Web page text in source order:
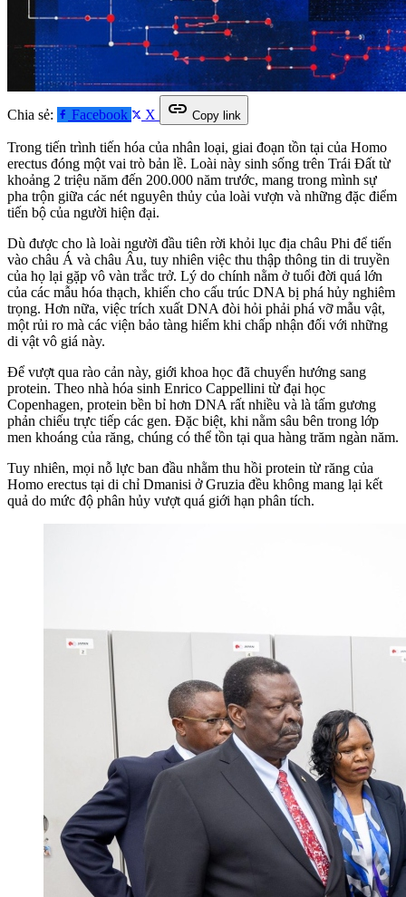
Chia sẻ: Facebook X link Copy link
Trong tiến trình tiến hóa của nhân loại, giai đoạn tồn tại của Homo
erectus đóng một vai trò bản lề. Loài này sinh sống trên Trái Đất từ
khoảng 2 triệu năm đến 200.000 năm trước, mang trong mình sự
pha trộn giữa các nét nguyên thủy của loài vượn và những đặc điểm
tiến bộ của người hiện đại.
Dù được cho là loài người đầu tiên rời khỏi lục địa châu Phi để tiến
vào châu Á và châu Âu, tuy nhiên việc thu thập thông tin di truyền
của họ lại gặp vô vàn trắc trở. Lý do chính nằm ở tuổi đời quá lớn
của các mẫu hóa thạch, khiến cho cấu trúc DNA bị phá hủy nghiêm
trọng. Hơn nữa, việc trích xuất DNA đòi hỏi phải phá vỡ mẫu vật,
một rủi ro mà các viện bảo tàng hiếm khi chấp nhận đối với những
di vật vô giá này.
Để vượt qua rào cản này, giới khoa học đã chuyển hướng sang
protein. Theo nhà hóa sinh Enrico Cappellini từ đại học
Copenhagen, protein bền bỉ hơn DNA rất nhiều và là tấm gương
phản chiếu trực tiếp các gen. Đặc biệt, khi nằm sâu bên trong lớp
men khoáng của răng, chúng có thể tồn tại qua hàng trăm ngàn năm.
Tuy nhiên, mọi nỗ lực ban đầu nhằm thu hồi protein từ răng của
Homo erectus tại di chỉ Dmanisi ở Gruzia đều không mang lại kết
quả do mức độ phân hủy vượt quá giới hạn phân tích.